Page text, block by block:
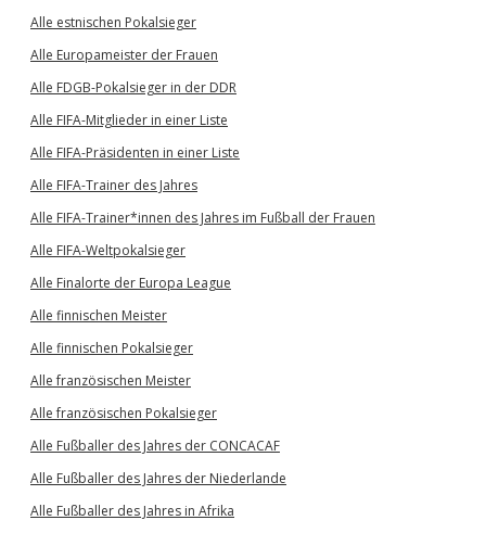
Alle estnischen Pokalsieger
Alle Europameister der Frauen
Alle FDGB-Pokalsieger in der DDR
Alle FIFA-Mitglieder in einer Liste
Alle FIFA-Präsidenten in einer Liste
Alle FIFA-Trainer des Jahres
Alle FIFA-Trainer*innen des Jahres im Fußball der Frauen
Alle FIFA-Weltpokalsieger
Alle Finalorte der Europa League
Alle finnischen Meister
Alle finnischen Pokalsieger
Alle französischen Meister
Alle französischen Pokalsieger
Alle Fußballer des Jahres der CONCACAF
Alle Fußballer des Jahres der Niederlande
Alle Fußballer des Jahres in Afrika